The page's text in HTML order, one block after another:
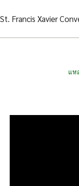
to
St. Francis Xavier
แห